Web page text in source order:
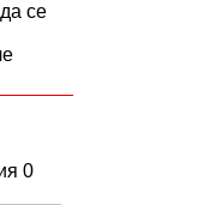
се
0